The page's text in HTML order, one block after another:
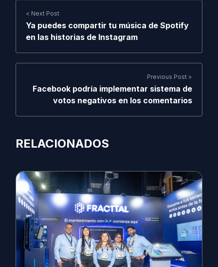
< Next Post
Ya puedes compartir tu música de Spotify
en las historias de Instagram
Previous Post >
Facebook podría implementar sistema de
votos negativos en los comentarios
RELACIONADOS